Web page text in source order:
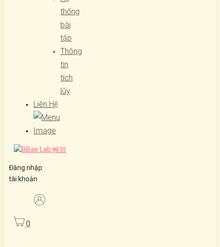
thống
bài
tập
Thông
tin
tích
lũy
Liên Hệ
Đăng nhập
tài khoản
0